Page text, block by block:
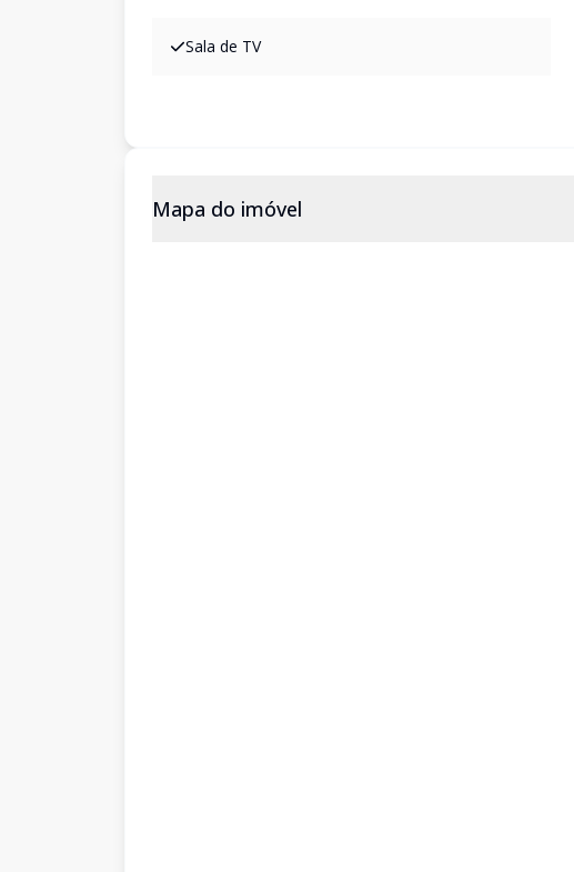
Sala de TV
Mapa do imóvel